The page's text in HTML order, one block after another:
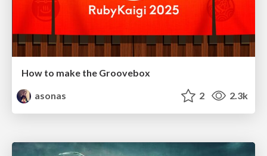
How to make the Groovebox
asonas
2 2.3k